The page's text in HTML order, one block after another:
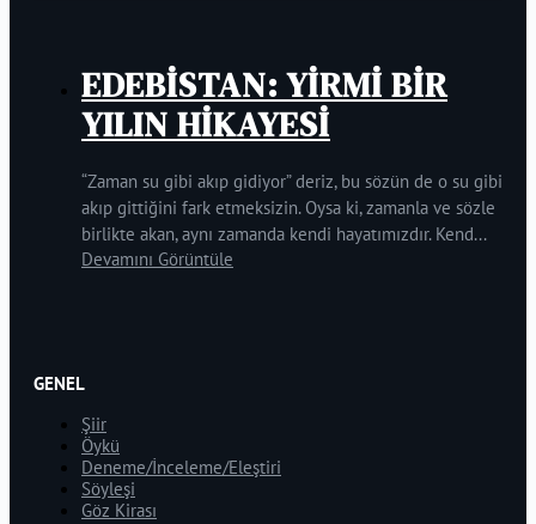
EDEBİSTAN: YİRMİ BİR
YILIN HİKAYESİ
“Zaman su gibi akıp gidiyor” deriz, bu sözün de o su gibi
akıp gittiğini fark etmeksizin. Oysa ki, zamanla ve sözle
birlikte akan, aynı zamanda kendi hayatımızdır. Kend...
Devamını Görüntüle
GENEL
Şiir
Öykü
Deneme/İnceleme/Eleştiri
Söyleşi
Göz Kirası